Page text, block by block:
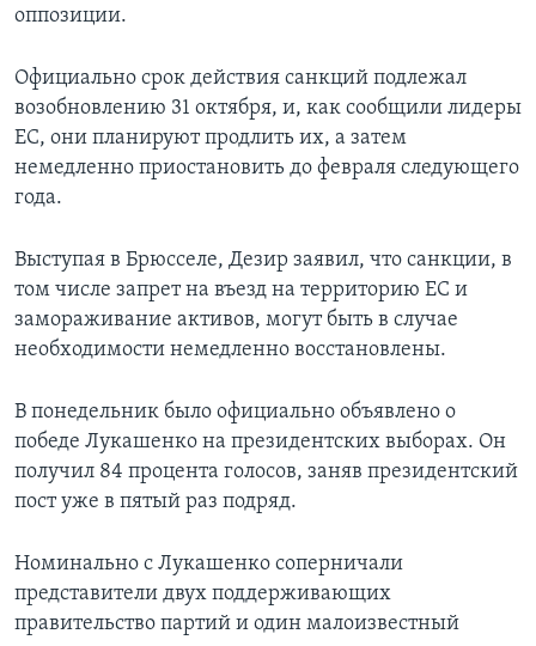
оппозиции.
Официально срок действия санкций подлежал
возобновлению 31 октября, и, как сообщили лидеры
ЕС, они планируют продлить их, а затем
немедленно приостановить до февраля следующего
года.
Выступая в Брюсселе, Дезир заявил, что санкции, в
том числе запрет на въезд на территорию ЕС и
замораживание активов, могут быть в случае
необходимости немедленно восстановлены.
В понедельник было официально объявлено о
победе Лукашенко на президентских выборах. Он
получил 84 процента голосов, заняв президентский
пост уже в пятый раз подряд.
Номинально с Лукашенко соперничали
представители двух поддерживающих
правительство партий и один малоизвестный